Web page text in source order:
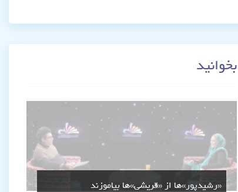
بخوانید
«رشیدپور»ها از «قریشی»‌ها بیاموزند